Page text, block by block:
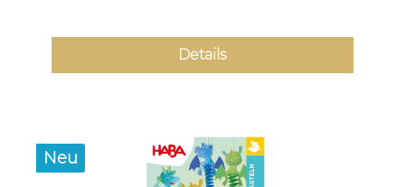
Details
Neu